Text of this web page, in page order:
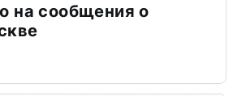
на сообщения о